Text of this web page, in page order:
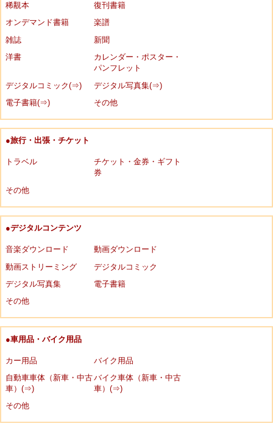
稀覯本
復刊書籍
オンデマンド書籍
楽譜
雑誌
新聞
洋書
カレンダー・ポスター・
パンフレット
デジタルコミック(⇒)
デジタル写真集(⇒)
電子書籍(⇒)
その他
●旅行・出張・チケット
トラベル
チケット・金券・ギフト
券
その他
●デジタルコンテンツ
音楽ダウンロード
動画ダウンロード
動画ストリーミング
デジタルコミック
デジタル写真集
電子書籍
その他
●車用品・バイク用品
カー用品
バイク用品
自動車車体（新車・中古
車）(⇒)
バイク車体（新車・中古
車）(⇒)
その他